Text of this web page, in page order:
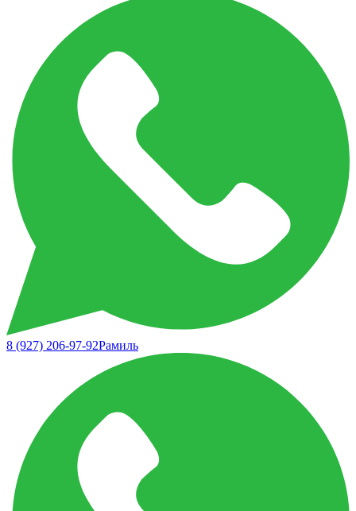
8 (927) 206-97-92Рамиль